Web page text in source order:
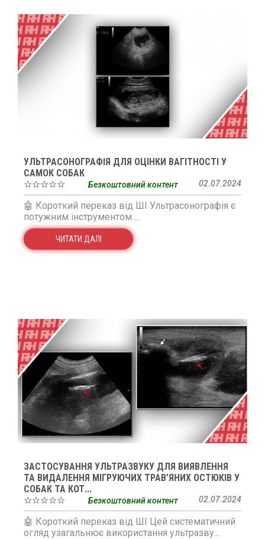
УЛЬТРАСОНОГРАФІЯ ДЛЯ ОЦІНКИ ВАГІТНОСТІ У
САМОК СОБАК
☆☆☆☆☆
02.07.2024
Безкоштовний контент
🤖 Короткий переказ від ШІ Ультрасонографія є
потужним інструментом ...
ЧИТАТИ ДАЛІ
ЗАСТОСУВАННЯ УЛЬТРАЗВУКУ ДЛЯ ВИЯВЛЕННЯ
ТА ВИДАЛЕННЯ МІГРУЮЧИХ ТРАВ’ЯНИХ ОСТЮКІВ У
СОБАК ТА КОТ...
☆☆☆☆☆
02.07.2024
Безкоштовний контент
🤖 Короткий переказ від ШІ Цей систематичний
огляд узагальнює використання ультразву...